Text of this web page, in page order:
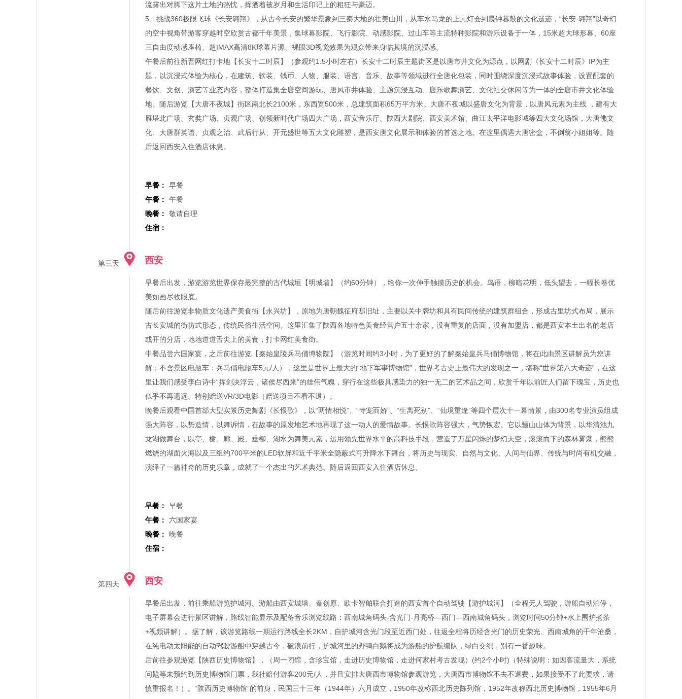
流露出对脚下这片土地的热忱，挥酒着被岁月和生活印记上的粗狂与豪迈。
5、挑战360极限飞球《长安翱翔》，从古今长安的繁华景象到三秦大地的壮美山川，从车水马龙的上元灯会到晨钟暮鼓的文化遗迹，“长安·翱翔”以奇幻
的空中视角带游客穿越时空欣赏古都千年美景，集球幕影院、飞行影院、动感影院、过山车等主流特种影院和游乐设备于一体，15米超大球形幕、60座
三自由度动感座椅、超IMAX高清8K球幕片源、裸眼3D视觉效果为观众带来身临其境的沉浸感。
午餐后前往新晋网红打卡地【长安十二时辰】（参观约1.5小时左右）长安十二时辰主题街区是以唐市井文化为源点，以网剧《长安十二时辰》IP为主
题，以沉浸式体验为核心，在建筑、软装、钱币、人物、服装、语言、音乐、故事等领域进行全唐化包装，同时围绕深度沉浸式故事体验，设置配套的
餐饮、文创、演艺等业态内容，整体打造集全唐空间游玩、唐风市井体验、主题沉浸互动、唐乐歌舞演艺、文化社交休闲等为一体的全唐市井文化体验
地。随后游览【大唐不夜城】街区南北长2100米，东西宽500米，总建筑面积65万平方米。大唐不夜城以盛唐文化为背景，以唐风元素为主线 ，建有大
雁塔北广场、玄奘广场、贞观广场、创领新时代广场四大广场，西安音乐厅、陕西大剧院、西安美术馆、曲江太平洋电影城等四大文化场馆，大唐佛文
化、大唐群英谱、贞观之治、武后行从、开元盛世等五大文化雕塑，是西安唐文化展示和体验的首选之地。在这里偶遇大唐密盒，不倒翁小姐姐等。随
后返回西安入住酒店休息。
早餐：
早餐
午餐：
午餐
晚餐：
敬请自理
住宿：
第三天 西安
早餐后出发，游览游览世界保存最完整的古代城垣【明城墙】（约60分钟），给你一次伸手触摸历史的机会。鸟语，柳暗花明，低头望去，一幅长卷优
美如画尽收眼底。
随后前往游览非物质文化遗产美食街【永兴坊】，原地为唐朝魏征府邸旧址，主要以关中牌坊和具有民间传统的建筑群组合，形成古里坊式布局，展示
古长安城的街坊式形态，传统民俗生活空间。这里汇集了陕西各地特色美食经营户五十余家，没有重复的店面，没有加盟店，都是西安本土出名的老店
或开的分店，地地道道舌尖上的美食，打卡网红美食街。
中餐品尝六国家宴，之后前往游览【秦始皇陵兵马俑博物院】（游览时间约3小时，为了更好的了解秦始皇兵马俑博物馆，将在此由景区讲解员为您讲
解；不含景区电瓶车：兵马俑电瓶车5元/人），这里是世界上最大的“地下军事博物馆”，世界考古史上最伟大的发现之一，堪称“世界第八大奇迹”，在这
里让我们感受李白诗中“挥剑决浮云，诸侯尽西来”的雄伟气魄，穿行在这些极具感染力的独一无二的艺术品之间，欣赏千年以前匠人们留下瑰宝，历史也
似乎不再遥远。特别赠送VR/3D电影（赠送项目不看不退）。
晚餐后观看中国首部大型实景历史舞剧《长恨歌》，以“两情相悦”、“恃宠而娇”、“生离死别”、“仙境重逢”等四个层次十一幕情景，由300名专业演员组成
强大阵容，以势造情，以舞诉情，在故事的原发地艺术地再现了这一动人的爱情故事。长恨歌阵容强大，气势恢宏。它以骊山山体为背景，以华清池九
龙湖做舞台，以亭、榭、廊、殿、垂柳、湖水为舞美元素，运用领先世界水平的高科技手段，营造了万星闪烁的梦幻天空，滚滚而下的森林雾瀑，熊熊
燃烧的湖面火海以及三组约700平米的LED软屏和近千平米全隐蔽式可升降水下舞台，将历史与现实、自然与文化、人间与仙界、传统与时尚有机交融，
演绎了一篇神奇的历史乐章，成就了一个杰出的艺术典范。随后返回西安入住酒店休息。
早餐：
早餐
午餐：
六国家宴
晚餐：
晚餐
住宿：
第四天 西安
早餐后出发，前往乘船游览护城河。游船由西安城墙、秦创原、欧卡智舶联合打造的西安首个自动驾驶【游护城河】（全程无人驾驶，游船自动泊停，
电子屏幕会进行景区讲解，路线智能显示及配备音乐浏览线路：西南城角码头-含光门-月亮桥—西门—西南城角码头，浏览时间50分钟+水上围炉煮茶
+视频讲解）。据了解，该游览路线一期运行路线全长2KM，自护城河含光门段至近西门处，往返全程将历经含光门的历史荣光、西南城角的千年沧桑，
在纯电动太阳能的自动驾驶游船中穿越古今，破浪前行，护城河里的野鸭白鹅将成为游船的护航编队，绿白交织，别有一番趣味。
后前往参观游览【陕西历史博物馆】，（周一闭馆，含珍宝馆，走进历史博物馆，走进何家村考古发现）(约2个小时)（特殊说明：如因客流量大，系统
问题等未预约到历史博物馆门票，我社赔付游客200元/人，并且安排大唐西市博物馆参观游览，大唐西市博物馆不去不退费，如果接受不了此要求，请
慎重报名！）。“陕西历史博物馆”的前身，民国三十三年（1944年）六月成立，1950年改称西北历史陈列馆，1952年改称西北历史博物馆，1955年6月